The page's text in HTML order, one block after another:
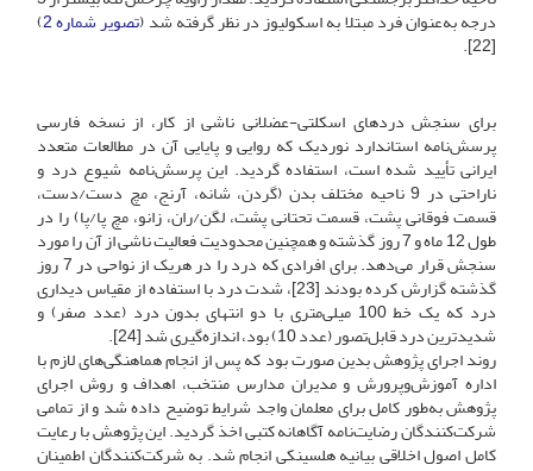
درجه به‌عنوان فرد مبتلا به اسکولیوز در نظر گرفته شد (تصویر شماره 2 )
[22].
برای سنجش دردهای اسکلتی-عضلانی ناشی از کار، از نسخه فارسی
پرسش‌نامه استاندارد نوردیک که روایی و پایایی آن در مطالعات متعدد
ایرانی تأیید شده است، استفاده گردید. این پرسش‌نامه شیوع درد و
ناراحتی در 9 ناحیه مختلف بدن (گردن، شانه، آرنج، مچ دست/دست،
قسمت فوقانی پشت، قسمت تحتانی پشت، لگن/ران، زانو، مچ پا/پا) را در
طول 12 ماه و 7 روز گذشته و همچنین محدودیت فعالیت ناشی از آن را مورد
سنجش قرار می‌دهد. برای افرادی که درد را در هریک از نواحی در 7 روز
گذشته گزارش کرده بودند [23]، شدت درد با استفاده از مقیاس دیداری
درد که یک خط 100 میلی‌متری با دو انتهای بدون درد (عدد صفر) و
شدیدترین درد قابل‌تصور (عدد 10) بود، اندازه‌گیری شد [24].
روند اجرای پژوهش بدین صورت بود که پس از انجام هماهنگی‌های لازم با
اداره آموزش‌وپرورش و مدیران مدارس منتخب، اهداف و روش اجرای
پژوهش به‌طور کامل برای معلمان واجد شرایط توضیح داده شد و از تمامی
شرکت‌کنندگان رضایت‌نامه آگاهانه کتبی اخذ گردید. این پژوهش با رعایت
کامل اصول اخلاقی بیانیه هلسینکی انجام شد. به شرکت‌کنندگان اطمینان